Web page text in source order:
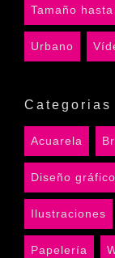
Tamaño
Urbano
Acuarela
Diseño gráfico
Ilustraciones
Papelería